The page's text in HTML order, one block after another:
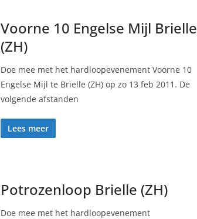
Voorne 10 Engelse Mijl Brielle
(ZH)
Doe mee met het hardloopevenement Voorne 10
Engelse Mijl te Brielle (ZH) op zo 13 feb 2011. De
volgende afstanden
Lees meer
Potrozenloop Brielle (ZH)
Doe mee met het hardloopevenement